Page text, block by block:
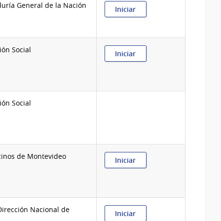
General de la Nación Iniciar:
Asesoría
referente
a
temas
de
SGA
Social Iniciar:
Asignación
Social
de Montevideo Iniciar:
Asuntos
Consultas
y/o
Propuestas
Nacional de Iniciar: